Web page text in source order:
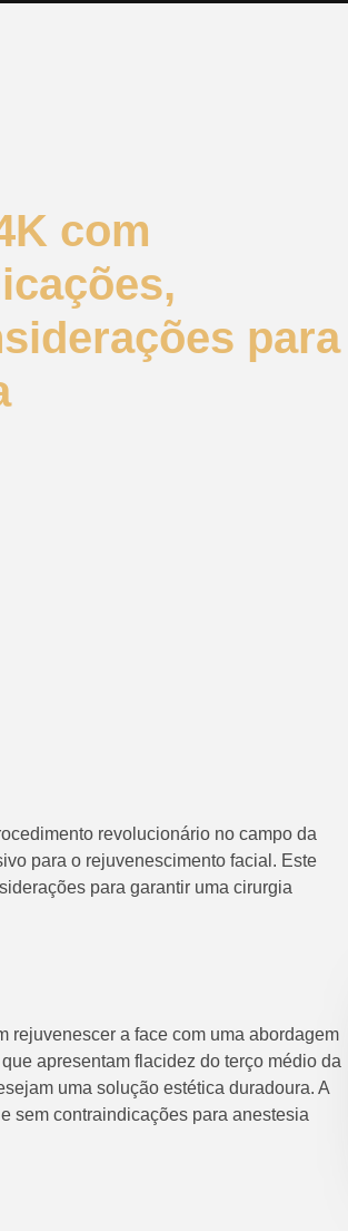
com
para
revolucionário no campo da
para o rejuvenescimento facial. Este
para garantir uma cirurgia
rejuvenescer a face com uma abordagem
apresentam flacidez do terço médio da
uma solução estética duradoura. A
sem contraindicações para anestesia